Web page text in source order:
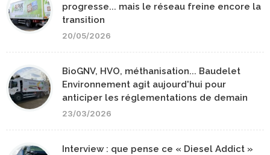
progresse... mais le réseau freine encore la
transition
20/05/2026
BioGNV, HVO, méthanisation... Baudelet
Environnement agit aujourd'hui pour
anticiper les réglementations de demain
23/03/2026
Interview : que pense ce « Diesel Addict »